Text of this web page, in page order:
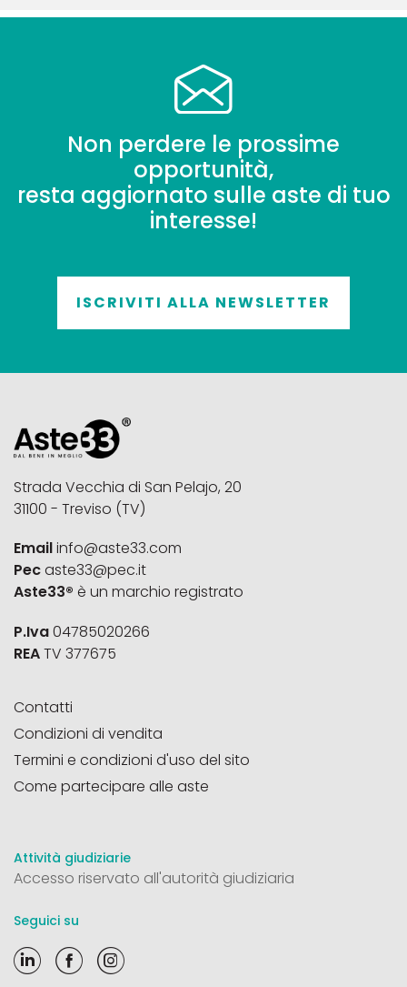
Non perdere le prossime
opportunità,
resta aggiornato sulle aste di tuo
interesse!
ISCRIVITI ALLA NEWSLETTER
Strada Vecchia di San Pelajo, 20
31100 - Treviso (TV)
Emailinfo@aste33.com
Pecaste33@pec.it
Aste33® è un marchio registrato
P.Iva04785020266
REATV 377675
Contatti
Condizioni di vendita
Termini e condizioni d'uso del sito
Come partecipare alle aste
Attività giudiziarie
Accesso riservato all'autorità giudiziaria
Seguici su